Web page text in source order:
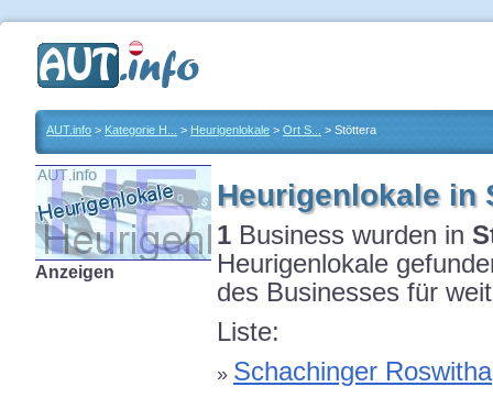
AUT.info > Kategorie H... > Heurigenlokale > Ort S... > Stöttera
Anzeigen
Heurigenlokale in
1 Business wurden in
Heurigenlokale
des Businesses für
Liste:
» Schachinger Roswitha